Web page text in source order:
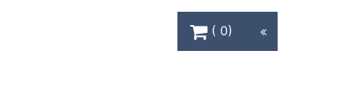
0